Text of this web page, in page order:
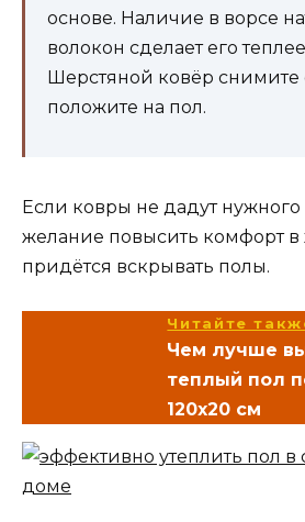
основе. Наличие в ворсе
волокон сделает его
Шерстяной ковёр снимите
положите на пол.
Если ковры не дадут нужного
желание повысить комфорт
придётся вскрывать полы.
Читайте
Чем лучше
теплый пол
120х20 см